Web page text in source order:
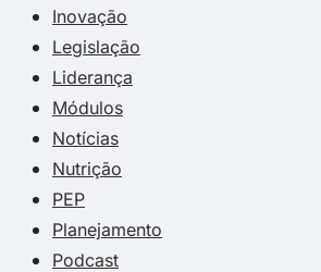
Inovação
Legislação
Liderança
Módulos
Notícias
Nutrição
PEP
Planejamento
Podcast